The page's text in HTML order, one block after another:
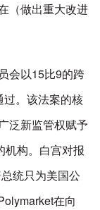
（做出重大改进
会以15比9的跨
。该法案的核
泛新监管权赋予
构。白宫对报
统只为美国公
在向